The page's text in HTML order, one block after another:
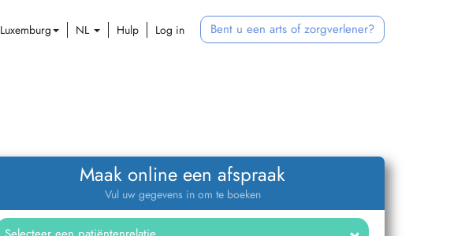
Luxemburg NL Hulp Log in Bent u een arts of zorgverlener?
Maak online een afspraak
Vul uw gegevens in om te boeken